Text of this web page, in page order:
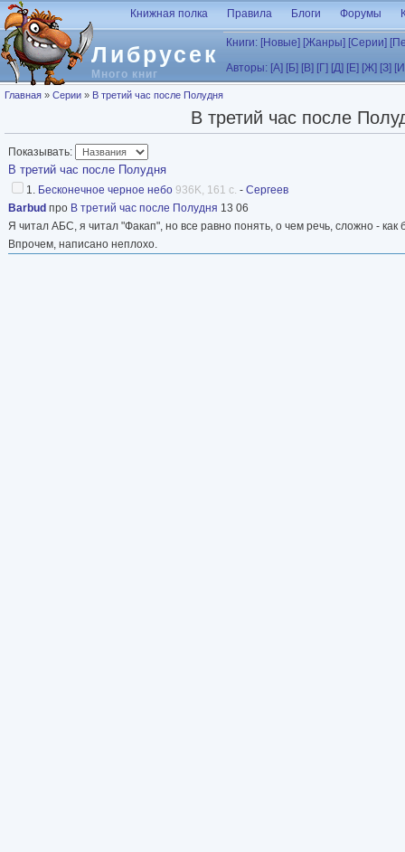
Перейти к основному содержанию
Либрусек
Много книг
Книжная полка Правила Блоги Форумы
Книги: [Новые] [Жанры] [Серии]
Авторы: [А] [Б] [В] [Г] [Д] [Е] [Ж] [З]
Вы здесь
Главная » Серии » В третий час после Полудня
В третий час после
Показывать:
В третий час после Полудня
1. Бесконечное черное небо 936K, 161 с. - Сергеев
Barbud про В третий час после Полудня 13 06
Я читал АБС, я читал "Факап", но все равно понять, о чем речь, сложно - как
Впрочем, написано неплохо.